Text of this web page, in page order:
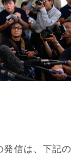
発信は、下記の